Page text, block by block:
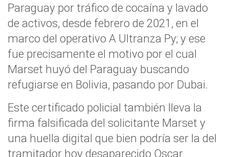
Paraguay por tráfico de cocaína y lavado
de activos, desde febrero de 2021, en el
marco del operativo A Ultranza Py; y ese
fue precisamente el motivo por el cual
Marset huyó del Paraguay buscando
refugiarse en Bolivia, pasando por Dubai.
Este certificado policial también lleva la
firma falsificada del solicitante Marset y
una huella digital que bien podría ser la del
tramitador hoy desaparecido Oscar